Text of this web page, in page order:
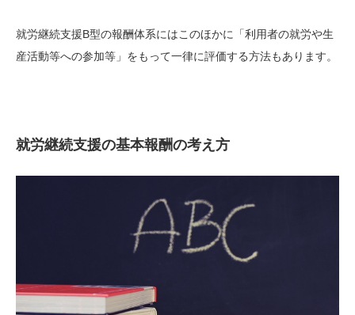
就労継続支援B型の報酬体系にはこのほかに「利用者の就労や生
産活動等への参加等」をもって一律に評価する方法もあります。
就労継続支援の基本報酬の考え方